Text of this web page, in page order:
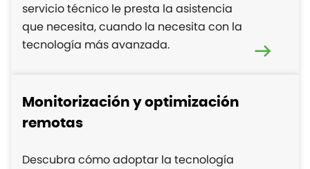
servicio técnico le presta la asistencia
que necesita, cuando la necesita con la
tecnología más avanzada.
Monitorización y optimización
remotas
Descubra cómo adoptar la tecnología